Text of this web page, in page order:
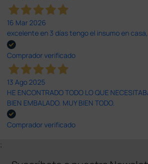
16 Mar 2026
excelente en 3 días tengo el insumo en
Comprador verificado
13 Ago 2025
HE ENCONTRADO TODO LO QUE
BIEN EMBALADO. MUY BIEN TODO.
Comprador verificado
;